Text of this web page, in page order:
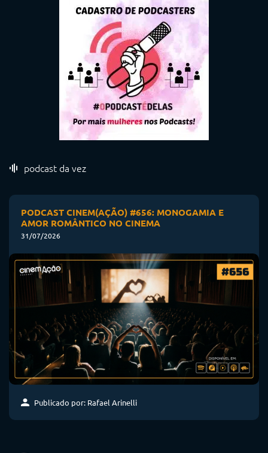
podcast da vez
PODCAST CINEM(AÇÃO) #656: MONOGAMIA E
AMOR ROMÂNTICO NO CINEMA
31/07/2026
Publicado por: Rafael Arinelli